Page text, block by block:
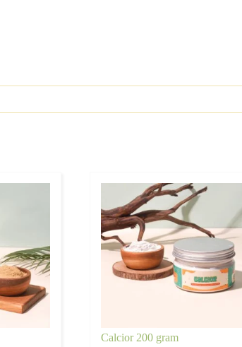
Calcior 200 gram